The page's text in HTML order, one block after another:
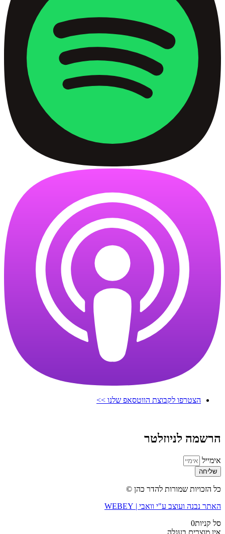
הצטרפו לקבוצת הווטסאפ שלנו >>
הרשמה לניוזלטר
אימייל
שליחה
כל הזכויות שמורות להדר כהן ©
האתר נבנה ועוצב ע"י וואבי | WEBEY
סל קניות0
אין מוצרים בעגלה